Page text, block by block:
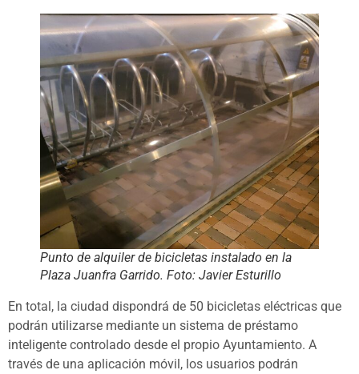
Punto de alquiler de bicicletas instalado en la
Plaza Juanfra Garrido. Foto: Javier Esturillo
En total, la ciudad dispondrá de 50 bicicletas eléctricas que
podrán utilizarse mediante un sistema de préstamo
inteligente controlado desde el propio Ayuntamiento. A
través de una aplicación móvil, los usuarios podrán